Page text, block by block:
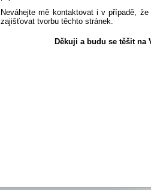
Neváhejte mě kontaktovat i v případě,
zajišťovat tvorbu těchto stránek.
Děkuji a budu se těšit na